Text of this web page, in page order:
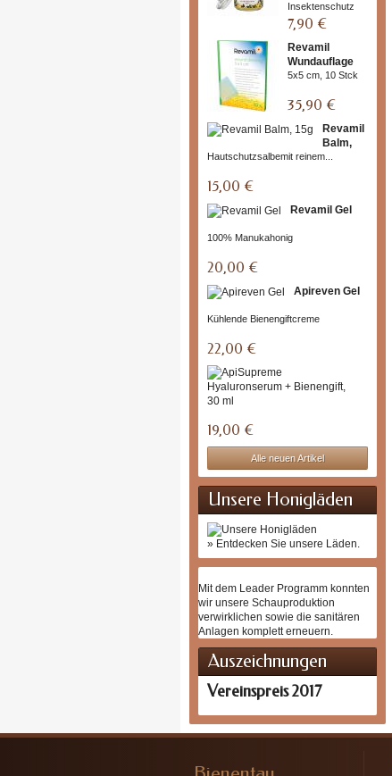
Insektenschutz
7,90 €
Revamil
Wundauflage
5x5 cm, 10 Stck
35,90 €
Revamil
Balm,
15g
Hautschutzsalbemit reinem...
15,00 €
Revamil Gel
100% Manukahonig
20,00 €
Apireven Gel
Kühlende Bienengiftcreme
22,00 €
19,00 €
Alle neuen Artikel
Unsere Honigläden
» Entdecken Sie unsere Läden.
Mit dem Leader Programm konnten
wir unsere Schauproduktion
verwirklichen sowie die sanitären
Anlagen komplett erneuern.
Auszeichnungen
Vereinspreis 2017